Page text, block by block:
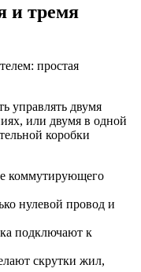
и тремя
управлять двумя
или двумя в одной
коробки
коммутирующего
нулевой провод и
подключают к
скрутки жил,